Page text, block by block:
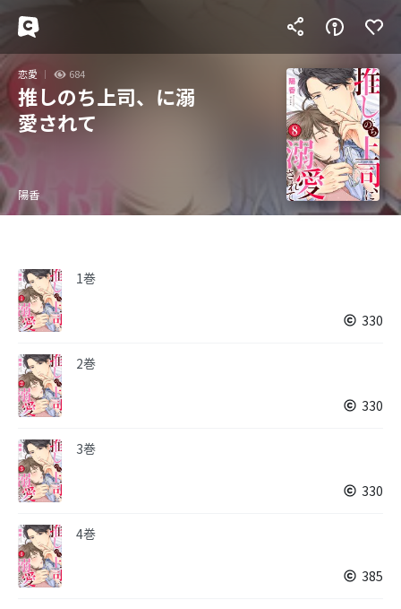
恋愛 684
推しのち上司、に溺
愛されて
陽香
1巻
330
2巻
330
3巻
330
4巻
385